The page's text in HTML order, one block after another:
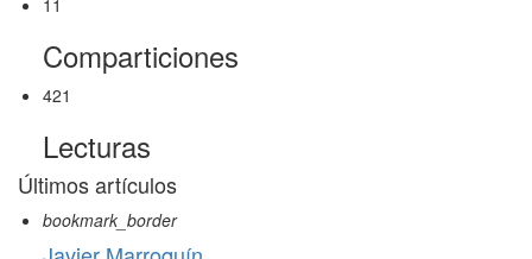
11
Comparticiones
421
Lecturas
Últimos artículos
bookmark_border